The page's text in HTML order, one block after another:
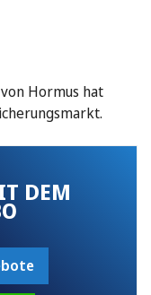
Hormus hat
DEM